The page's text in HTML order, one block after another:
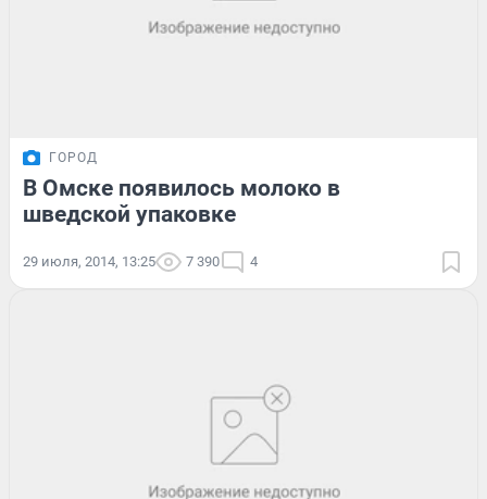
ГОРОД
В Омске появилось молоко в
шведской упаковке
29 июля, 2014, 13:25 7 390 4